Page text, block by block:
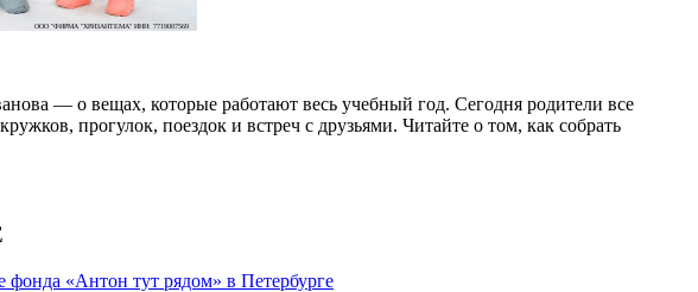
ООО "ФИРМА "ХРИЗАНТЕМА" ИНН: 7719007569
— о вещах, которые работают весь учебный год. Сегодня родители все
прогулок, поездок и встреч с друзьями. Читайте о том, как собрать
фонда «Антон тут рядом» в Петербурге